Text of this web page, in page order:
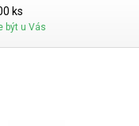
ks
být u Vás